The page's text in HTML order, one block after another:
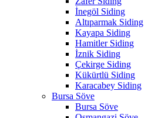
İnegöl Siding
Altıparmak Siding
Kayapa Siding
Hamitler Siding
İznik Siding
Çekirge Siding
Kükürtlü Siding
Karacabey Siding
Bursa Söve
Bursa Söve